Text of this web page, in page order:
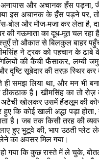
अनायास और अचानक हँस पड़ना,
इस अचानक के हँस पड़ने पर,
बोल और मौज-मजा कर लेता है,
गऊमाता का दूध-मूत चल रहा है
तो औकात से बिलकुल बाहर
ने ट्रक को पहचान के ढाबे
की कैंची फँसाकर,लम्बी
दृष्टि सूबेदार की तरफ़ स्थिर कर
ही समझ लिया था,और मन भी
ठीकठाक है। खीमसिंह का तो
खोलकर उसमें हैंडलूम की
कि कोई खाली अद्धा पड़ा होता,
है। जब तक किसी तरह की
हुए भुटूवे की,भाप उठती प्लेट
का अवसर मिल गया।
गया कि कुछ रास्ते में ले चुके,